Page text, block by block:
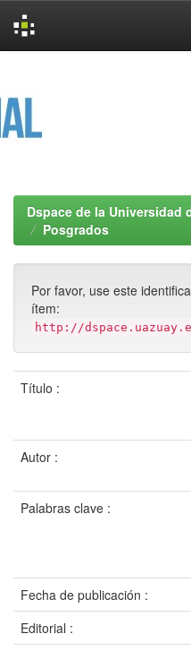
Dspace de la Universidad
Posgrados
Por favor, use este
ítem:
http://
Título :
Autor :
Palabras clave :
Fecha de publicación :
Editorial :